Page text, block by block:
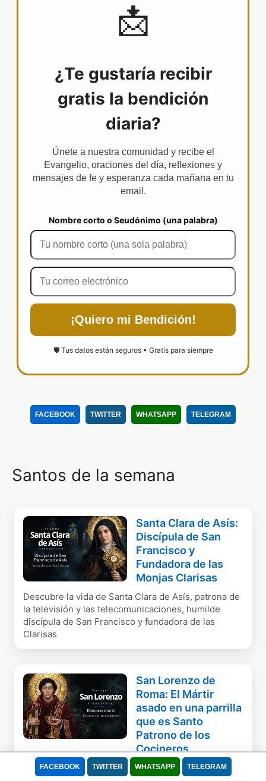
FACEBOOK TWITTER WHATSAPP TELEGRAM
📩
¿Te gustaría recibir
gratis la bendición
diaria?
Únete a nuestra comunidad y recibe el
Evangelio, oraciones del día, reflexiones y
mensajes de fe y esperanza cada mañana en tu
email.
Nombre corto o Seudónimo (una palabra)
¡Quiero mi Bendición!
🛡️ Tus datos están seguros • Gratis para siempre
FACEBOOK TWITTER WHATSAPP TELEGRAM
Santos de la semana
Santa Clara de Asís:
Discípula de San
Francisco y
Fundadora de las
Monjas Clarisas
Descubre la vida de Santa Clara de Asís, patrona de
la televisión y las telecomunicaciones, humilde
discípula de San Francisco y fundadora de las
Clarisas
San Lorenzo de
Roma: El Mártir
asado en una parrilla
que es Santo
Patrono de los
Cocineros
Descubre la biografía de San Lorenzo de Roma,